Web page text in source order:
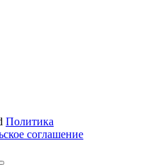
Политика
соглашение